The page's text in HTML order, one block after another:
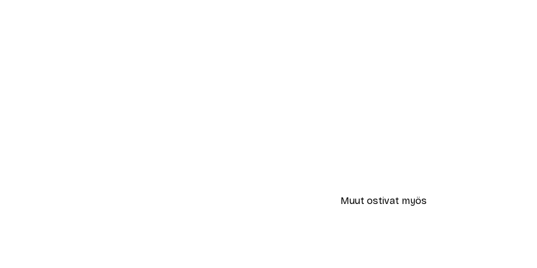
Muut ostivat myös